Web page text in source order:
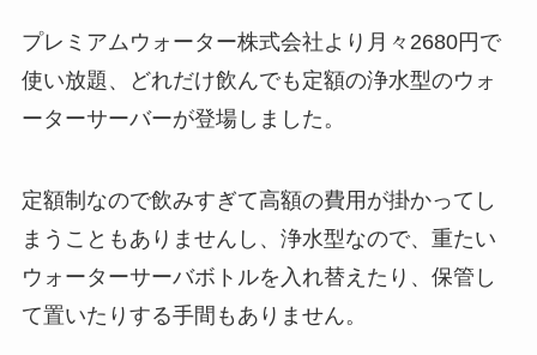
プレミアムウォーター株式会社より月々2680円で
使い放題、どれだけ飲んでも定額の浄水型のウォ
ーターサーバーが登場しました。
定額制なので飲みすぎて高額の費用が掛かってし
まうこともありませんし、浄水型なので、重たい
ウォーターサーバボトルを入れ替えたり、保管し
て置いたりする手間もありません。